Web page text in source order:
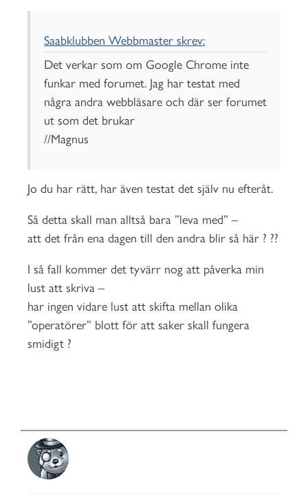
Saabklubben Webbmaster skrev:
Det verkar som om Google Chrome inte
funkar med forumet. Jag har testat med
några andra webbläsare och där ser forumet
ut som det brukar
//Magnus
Jo du har rätt, har även testat det själv nu efteråt.
Så detta skall man alltså bara ”leva med” –
att det från ena dagen till den andra blir så här ? ??
I så fall kommer det tyvärr nog att påverka min
lust att skriva –
har ingen vidare lust att skifta mellan olika
”operatörer” blott för att saker skall fungera
smidigt ?